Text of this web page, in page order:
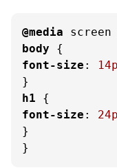
@media screen
body
font-size :
h1
font-size :
}
}